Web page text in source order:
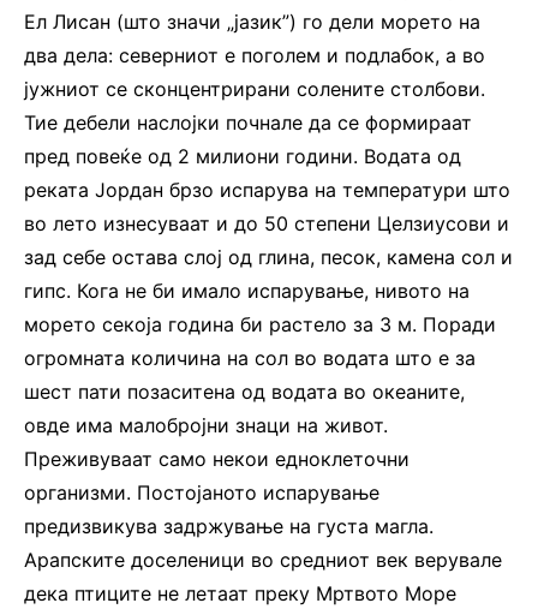
Ел Лисан (што значи „јазик”) го дели морето на
два дела: северниот е поголем и подлабок, а во
јужниот се сконцентрирани солените столбови.
Тие дебели наслојки почнале да се формираат
пред повеќе од 2 милиони години. Водата од
реката Јордан брзо испарува на температури што
во лето изнесуваат и до 50 степени Целзиусови и
зад себе остава слој од глина, песок, камена сол и
гипс. Кога не би имало испарување, нивото на
морето секоја година би растело за 3 м. Поради
огромната количина на сол во водата што е за
шест пати позаситена од водата во океаните,
овде има малобројни знаци на живот.
Преживуваат само некои едноклеточни
организми. Постојаното испарување
предизвикува задржување на густа магла.
Арапските доселеници во средниот век верувале
дека птиците не летаат преку Мртвото Море